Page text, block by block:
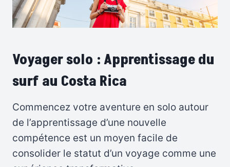
Voyager solo : Apprentissage du
surf au Costa Rica
Commencez votre aventure en solo autour
de l’apprentissage d’une nouvelle
compétence est un moyen facile de
consolider le statut d’un voyage comme une